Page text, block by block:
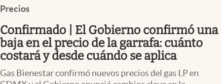
Pc y celular
Vida y estilo
Tv
Precios
Confirmado | El Gobierno confirmó una
baja en el precio de la garrafa: cuánto
costará y desde cuándo se aplica
Gas Bienestar confirmó nuevos precios del gas LP en